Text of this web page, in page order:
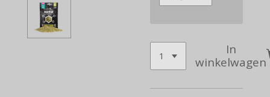
In
winkelwagen